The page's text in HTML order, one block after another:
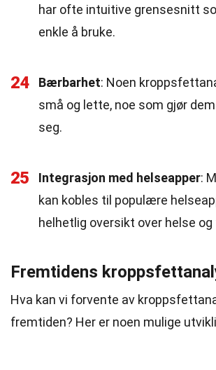
har ofte intuitive grensesnitt
enkle å bruke.
24 Bærbarhet: Noen
små og lette, noe som gjør
seg.
25 Integrasjon med helseapper:
kan kobles til populære
helhetlig oversikt over helse
Fremtidens
Hva kan vi forvente av
fremtiden? Her er noen mulige